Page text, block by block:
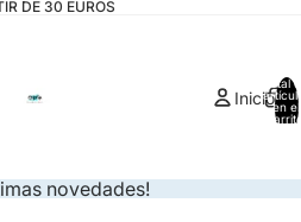
DE 30 EUROS
Inicio
Total
en el
novedades!